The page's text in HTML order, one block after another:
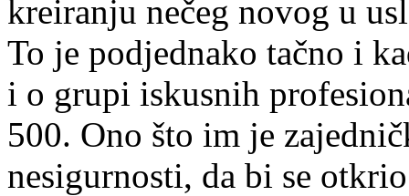
kreiranju nečeg novog u
To je podjednako tačno i
i o grupi iskusnih
500. Ono što im je
nesigurnosti, da bi se